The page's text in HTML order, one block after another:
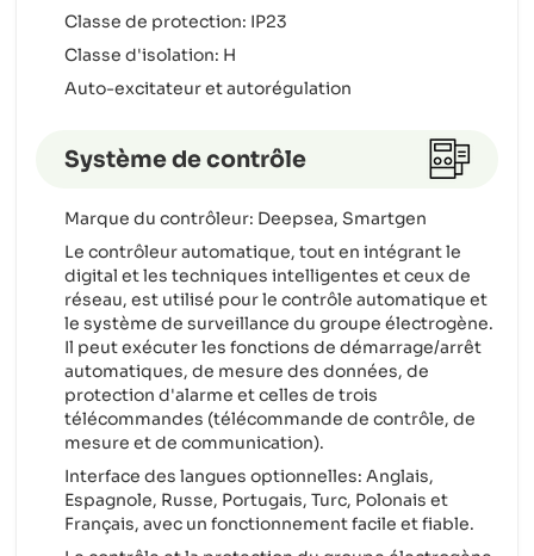
Classe de protection: IP23
Classe d'isolation: H
Auto-excitateur et autorégulation
Système de contrôle
Marque du contrôleur: Deepsea, Smartgen
Le contrôleur automatique, tout en intégrant le
digital et les techniques intelligentes et ceux de
réseau, est utilisé pour le contrôle automatique et
le système de surveillance du groupe électrogène.
Il peut exécuter les fonctions de démarrage/arrêt
automatiques, de mesure des données, de
protection d'alarme et celles de trois
télécommandes (télécommande de contrôle, de
mesure et de communication).
Interface des langues optionnelles: Anglais,
Espagnole, Russe, Portugais, Turc, Polonais et
Français, avec un fonctionnement facile et fiable.